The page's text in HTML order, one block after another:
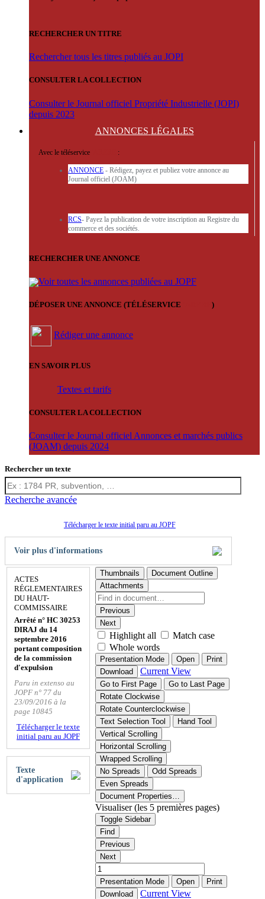
RECHERCHER UN TITRE
Rechercher tous les titres publiés au JOPI
CONSULTER LA COLLECTION
Consulter le Journal officiel Propriété Industrielle (JOPI)
depuis 2023
ANNONCES LÉGALES
Avec le téléservice :
ANNONCE - Rédigez, payez et publiez votre annonce au
Journal officiel (JOAM)
RCS- Payez la publication de votre inscription au Registre du
commerce et des sociétés.
RECHERCHER UNE ANNONCE
Voir toutes les annonces publiées au JOPF
DÉPOSER UNE ANNONCE (TÉLÉSERVICE )
Rédiger une annonce
EN SAVOIR PLUS
Textes et tarifs
CONSULTER LA COLLECTION
Consulter le Journal officiel Annonces et marchés publics
(JOAM) depuis 2024
Rechercher un texte
Recherche avancée
Télécharger le texte initial paru au JOPF
Voir plus d'informations
ACTES
RÉGLEMENTAIRES
DU HAUT-
COMMISSAIRE
Arrêté n° HC 30253
DIRAJ du 14
septembre 2016
portant composition
de la commission
d'expulsion
Paru in extenso au
JOPF n° 77 du
23/09/2016 à la
page 10845
Télécharger le texte
initial paru au JOPF
Texte
d'application
Thumbnails
Document Outline
Attachments
Previous
Next
Highlight all
Match case
Whole words
Presentation Mode Open
Print
Download
Current View
Go to First Page
Go to Last Page
Rotate Clockwise
Rotate Counterclockwise
Text Selection Tool
Hand Tool
Vertical Scrolling
Horizontal Scrolling
Wrapped Scrolling
No Spreads
Odd Spreads
Even Spreads
Document Properties…
Visualiser (les 5 premières pages)
Toggle Sidebar
Find
Previous
Next
Presentation Mode Open
Print
Download
Current View